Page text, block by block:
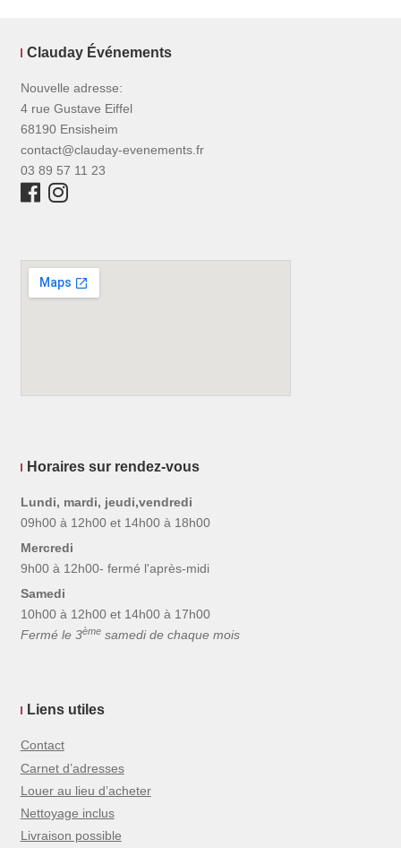
Clauday Événements
Nouvelle adresse:
4 rue Gustave Eiffel
68190 Ensisheim
contact@clauday-evenements.fr
03 89 57 11 23
Horaires sur rendez-vous
Lundi, mardi, jeudi,vendredi
09h00 à 12h00 et 14h00 à 18h00
Mercredi
9h00 à 12h00- fermé l'après-midi
Samedi
10h00 à 12h00 et 14h00 à 17h00
Fermé le 3èmesamedi de chaque mois
Liens utiles
Contact
Carnet d’adresses
Louer au lieu d’acheter
Nettoyage inclus
Livraison possible